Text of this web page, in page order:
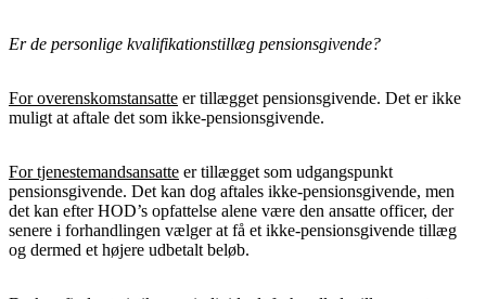
Er de personlige kvalifikationstillæg pensionsgivende?
For overenskomstansatte er tillægget pensionsgivende. Det er ikke
muligt at aftale det som ikke-pensionsgivende.
For tjenestemandsansatte er tillægget som udgangspunkt
pensionsgivende. Det kan dog aftales ikke-pensionsgivende, men
det kan efter HOD’s opfattelse alene være den ansatte officer, der
senere i forhandlingen vælger at få et ikke-pensionsgivende tillæg
og dermed et højere udbetalt beløb.